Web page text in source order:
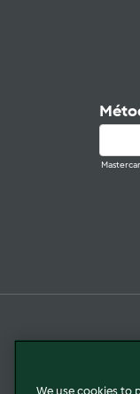
We use cookies to